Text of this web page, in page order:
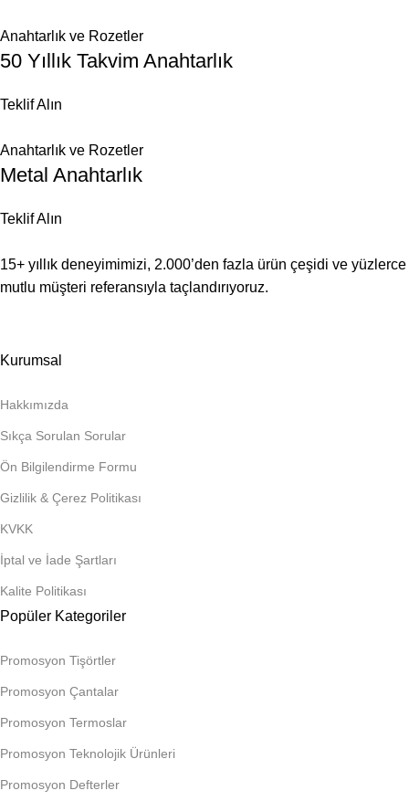
Anahtarlık ve Rozetler
50 Yıllık Takvim Anahtarlık
Teklif Alın
Anahtarlık ve Rozetler
Metal Anahtarlık
Teklif Alın
15+ yıllık deneyimimizi, 2.000’den fazla ürün çeşidi ve yüzlerce
mutlu müşteri referansıyla taçlandırıyoruz.
Kurumsal
Hakkımızda
Sıkça Sorulan Sorular
Ön Bilgilendirme Formu
Gizlilik & Çerez Politikası
KVKK
İptal ve İade Şartları
Kalite Politikası
Popüler Kategoriler
Promosyon Tişörtler
Promosyon Çantalar
Promosyon Termoslar
Promosyon Teknolojik Ürünleri
Promosyon Defterler